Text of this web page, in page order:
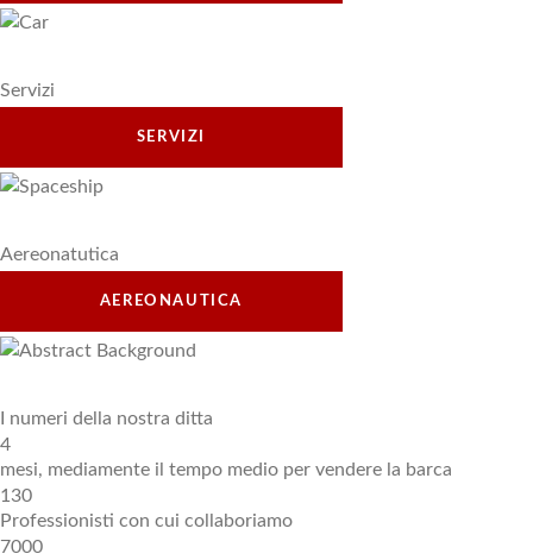
Servizi
SERVIZI
Aereonatutica
AEREONAUTICA
I numeri della nostra ditta
4
mesi, mediamente il tempo medio per vendere la barca
130
Professionisti con cui collaboriamo
7000